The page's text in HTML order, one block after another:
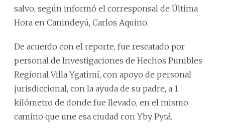
salvo, según informó el corresponsal de Última
Hora en Canindeyú, Carlos Aquino.
De acuerdo con el reporte, fue rescatado por
personal de Investigaciones de Hechos Punibles
Regional Villa Ygatimí, con apoyo de personal
jurisdiccional, con la ayuda de su padre, a 1
kilómetro de donde fue llevado, en el mismo
camino que une esa ciudad con Yby Pytá.